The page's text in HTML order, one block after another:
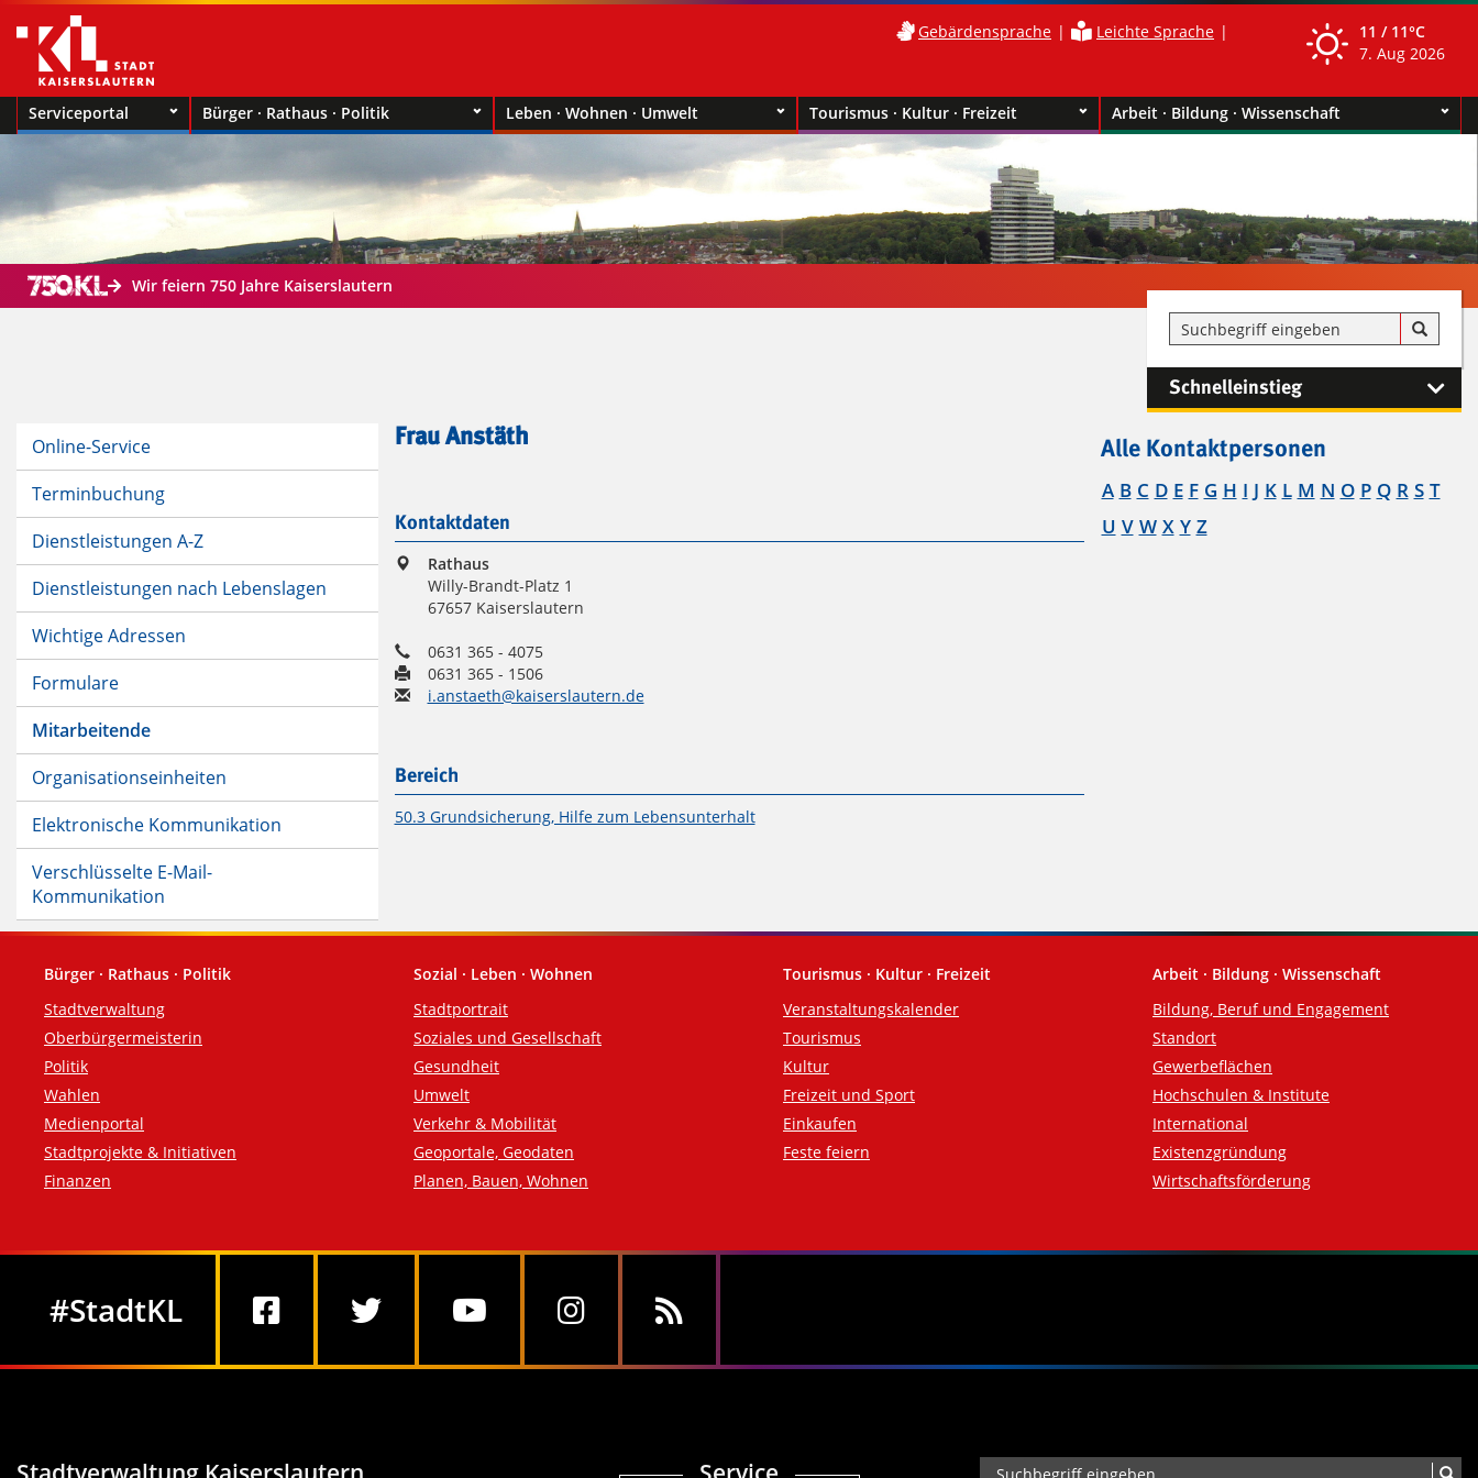
Gebärdensprache Leichte Sprache 11 / 11°C
7. Aug 2026
Serviceportal Bürger · Rathaus · Politik Leben · Wohnen · Umwelt Tourismus · Kultur · Freizeit Arbeit · Bildung · Wissenschaft
Wir feiern 750 Jahre Kaiserslautern
Schnelleinstieg
Online-Service
Terminbuchung
Dienstleistungen A-Z
Dienstleistungen nach Lebenslagen
Wichtige Adressen
Formulare
Mitarbeitende
Organisationseinheiten
Elektronische Kommunikation
Verschlüsselte E-Mail-
Kommunikation
Frau Anstäth
Kontaktdaten
Rathaus
Willy-Brandt-Platz 1
67657 Kaiserslautern
0631 365 - 4075
0631 365 - 1506
i.anstaeth@kaiserslautern.de
Bereich
50.3 Grundsicherung, Hilfe zum Lebensunterhalt
Alle Kontaktpersonen
A B C D E F G H I J K L M N O P Q R S T
U V W X Y Z
Fußzeile
Bürger · Rathaus · Politik
Stadtverwaltung
Oberbürgermeisterin
Politik
Wahlen
Medienportal
Stadtprojekte & Initiativen
Finanzen
Sozial · Leben · Wohnen
Stadtportrait
Soziales und Gesellschaft
Gesundheit
Umwelt
Verkehr & Mobilität
Geoportale, Geodaten
Planen, Bauen, Wohnen
Tourismus · Kultur · Freizeit
Veranstaltungskalender
Tourismus
Kultur
Freizeit und Sport
Einkaufen
Feste feiern
Arbeit · Bildung · Wissenschaft
Bildung, Beruf und Engagement
Standort
Gewerbeflächen
Hochschulen & Institute
International
Existenzgründung
Wirtschaftsförderung
#StadtKL